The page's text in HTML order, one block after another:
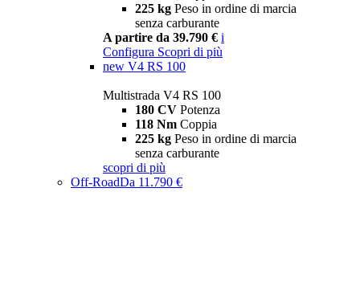
225 kg Peso in ordine di marcia
senza carburante
A partire da 39.790 € i
Configura Scopri di più
new V4 RS 100
Multistrada V4 RS 100
180 CV Potenza
118 Nm Coppia
225 kg Peso in ordine di marcia
senza carburante
scopri di più
Off-RoadDa 11.790 €